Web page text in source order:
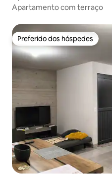
Apartamento com terraço
Preferido dos hóspedes
Preferido dos hóspedes